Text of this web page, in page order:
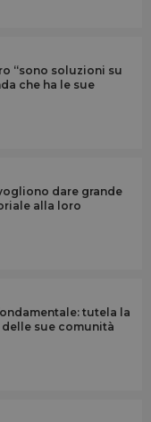
“sono soluzioni su
che ha le sue
dare grande
alla loro
tutela la
sue comunità